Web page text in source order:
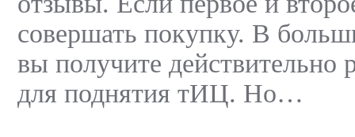
совершать покупку. В
вы получите действительно
для поднятия тИЦ. Но…